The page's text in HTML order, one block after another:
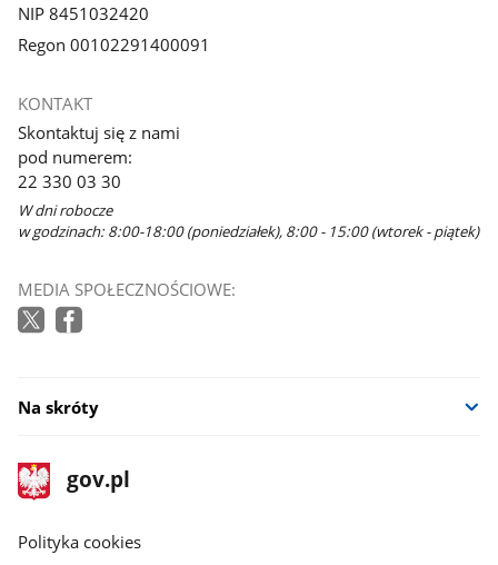
NIP 8451032420
Regon 00102291400091
KONTAKT
Skontaktuj się z nami
pod numerem:
22 330 03 30
W dni robocze
w godzinach: 8:00-18:00 (poniedziałek), 8:00 - 15:00 (wtorek - piątek)
MEDIA SPOŁECZNOŚCIOWE:
Na skróty
stopka
gov.pl
Strona
gov.pl
gov.pl
Polityka cookies